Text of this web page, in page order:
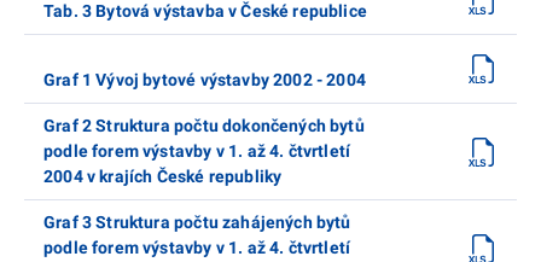
Tab. 3 Bytová výstavba v České republice
Graf 1 Vývoj bytové výstavby 2002 - 2004
Graf 2 Struktura počtu dokončených bytů
podle forem výstavby v 1. až 4. čtvrtletí
2004 v krajích České republiky
Graf 3 Struktura počtu zahájených bytů
podle forem výstavby v 1. až 4. čtvrtletí